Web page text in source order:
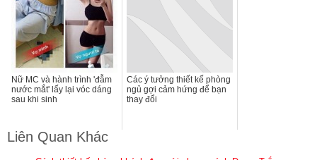
Nữ MC và hành trình 'đẫm
nước mắt' lấy lại vóc dáng
sau khi sinh
Các ý tưởng thiết kế phòng
ngủ gợi cảm hứng để bạn
thay đổi
Liên Quan Khác